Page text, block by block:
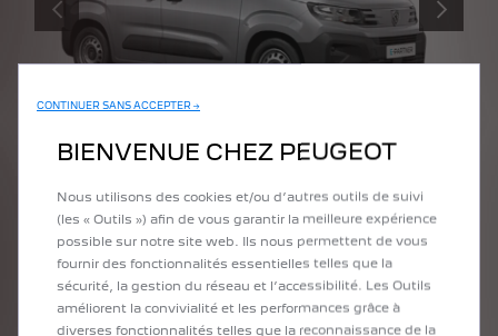
PRÉCÉDENT
E-PARTNER
Prime CEE jusqu’à 5 110 €
pour les professionnels*
Profitez-en
SUIVANT
CONTINUER SANS ACCEPTER →
BIENVENUE CHEZ PEUGEOT
Nous utilisons des cookies et/ou d’autres outils de suivi
(les « Outils ») afin de vous garantir la meilleure expérience
possible sur notre site web. Ils nous permettent de vous
fournir des fonctionnalités essentielles telles que la
sécurité, la gestion du réseau et l’accessibilité. Les Outils
améliorent la convivialité et les performances grâce à
diverses fonctionnalités telles que la reconnaissance de la